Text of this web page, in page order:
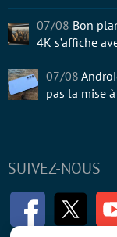
SUIVEZ-NOUS
Facebook
07/08 Bon
4K s’affiche
07/08
pas la mise